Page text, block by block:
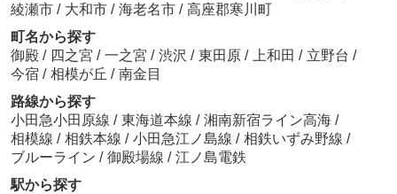
綾瀬市 / 大和市 / 海老名市 / 高座郡寒川町
町名から探す
御殿 / 四之宮 / 一之宮 / 渋沢 / 東田原 / 上和田 / 立野台 /
今宿 / 相模が丘 / 南金目
路線から探す
小田急小田原線 / 東海道本線 / 湘南新宿ライン高海 /
相模線 / 相鉄本線 / 小田急江ノ島線 / 相鉄いずみ野線 /
ブルーライン / 御殿場線 / 江ノ島電鉄
駅から探す